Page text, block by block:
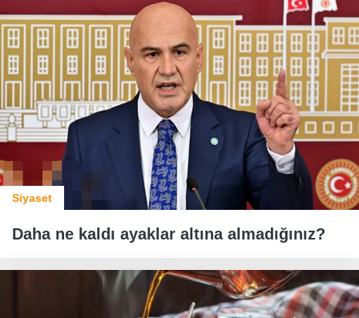
Siyaset
Daha ne kaldı ayaklar altına almadığınız?